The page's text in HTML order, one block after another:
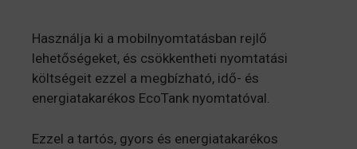
Használja ki a mobilnyomtatásban rejlő
lehetőségeket, és csökkentheti nyomtatási
költségeit ezzel a megbízható, idő- és
energiatakarékos EcoTank nyomtatóval.
Ezzel a tartós, gyors és energiatakarékos